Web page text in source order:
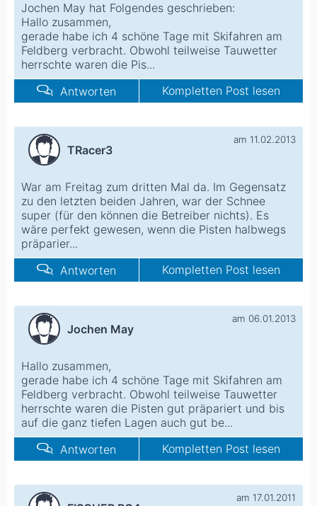
Jochen May hat Folgendes geschrieben:
Hallo zusammen,
gerade habe ich 4 schöne Tage mit Skifahren am
Feldberg verbracht. Obwohl teilweise Tauwetter
herrschte waren die Pis...
Antworten
Kompletten Post lesen
TRacer3
am 11.02.2013
War am Freitag zum dritten Mal da. Im Gegensatz
zu den letzten beiden Jahren, war der Schnee
super (für den können die Betreiber nichts). Es
wäre perfekt gewesen, wenn die Pisten halbwegs
präparier...
Antworten
Kompletten Post lesen
Jochen May
am 06.01.2013
Hallo zusammen,
gerade habe ich 4 schöne Tage mit Skifahren am
Feldberg verbracht. Obwohl teilweise Tauwetter
herrschte waren die Pisten gut präpariert und bis
auf die ganz tiefen Lagen auch gut be...
Antworten
Kompletten Post lesen
am 17.01.2011